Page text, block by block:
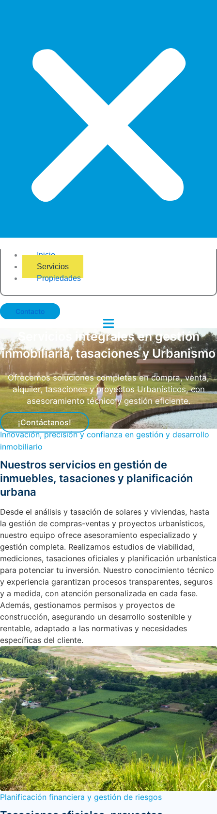
Inicio
Servicios
Propiedades
Contacto
Servicios integrales en gestión
inmobiliaria, tasaciones y Urbanismo
Ofrecemos soluciones completas en compra, venta,
alquiler, tasaciones y proyectos Urbanísticos, con
asesoramiento técnico y gestión eficiente.
¡Contáctanos!
Innovación, precisión y confianza en gestión y desarrollo
inmobiliario
Nuestros servicios en gestión de
inmuebles, tasaciones y planificación
urbana
Desde el análisis y tasación de solares y viviendas, hasta
la gestión de compras-ventas y proyectos urbanísticos,
nuestro equipo ofrece asesoramiento especializado y
gestión completa. Realizamos estudios de viabilidad,
mediciones, tasaciones oficiales y planificación urbanística
para potenciar tu inversión. Nuestro conocimiento técnico
y experiencia garantizan procesos transparentes, seguros
y a medida, con atención personalizada en cada fase.
Además, gestionamos permisos y proyectos de
construcción, asegurando un desarrollo sostenible y
rentable, adaptado a las normativas y necesidades
específicas del cliente.
Planificación financiera y gestión de riesgos